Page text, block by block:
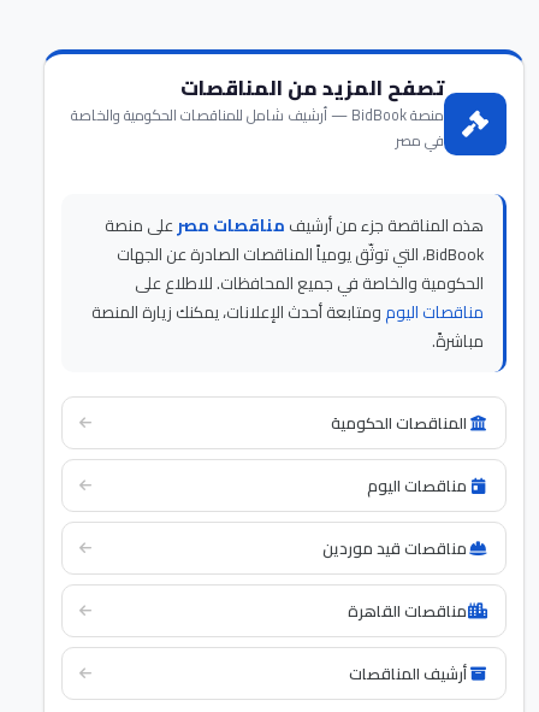
تصفح المزيد من المناقصات
منصة BidBook — أرشيف شامل للمناقصات الحكومية والخاصة
في مصر
هذه المناقصة جزء من أرشيفمناقصات مصرعلى منصة
BidBook، التي توثّق يومياً المناقصات الصادرة عن الجهات
الحكومية والخاصة في جميع المحافظات. للاطلاع على
مناقصات اليومومتابعة أحدث الإعلانات، يمكنك زيارة المنصة
مباشرةً.
المناقصات الحكومية
مناقصات اليوم
مناقصات قيد موردين
مناقصات القاهرة
أرشيف المناقصات